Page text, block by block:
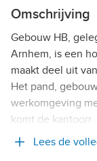
Omschrijving
Gebouw HB,
Arnhem, is een
maakt deel uit
Het pand,
werkomgeving
komt de kantoorr …
Lees de